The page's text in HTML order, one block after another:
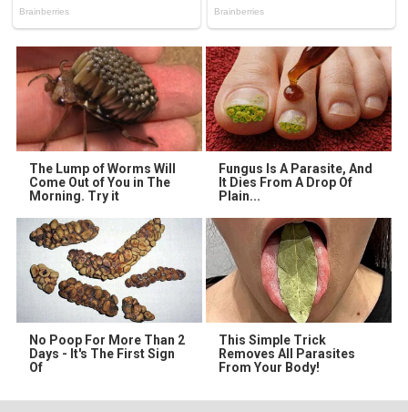
The Lump of Worms Will
Come Out of You in The
Morning. Try it
Fungus Is A Parasite, And
It Dies From A Drop Of
Plain...
No Poop For More Than 2
Days - It's The First Sign
Of
This Simple Trick
Removes All Parasites
From Your Body!